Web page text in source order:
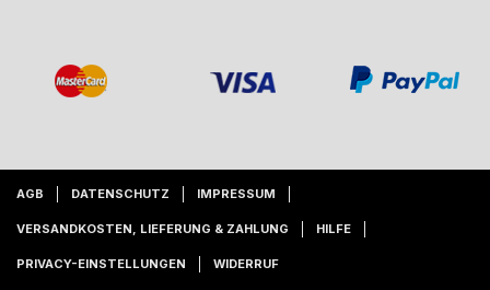
AGB DATENSCHUTZ IMPRESSUM
VERSANDKOSTEN, LIEFERUNG & ZAHLUNG HILFE
PRIVACY-EINSTELLUNGEN WIDERRUF